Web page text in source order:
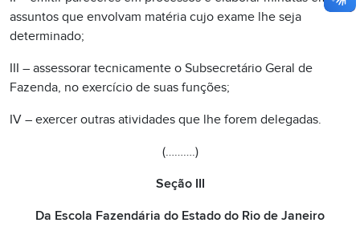
assuntos que envolvam matéria cujo exame lhe seja
determinado;
III – assessorar tecnicamente o Subsecretário Geral de
Fazenda, no exercício de suas funções;
IV – exercer outras atividades que lhe forem delegadas.
(……….)
Seção III
Da Escola Fazendária do Estado do Rio de Janeiro